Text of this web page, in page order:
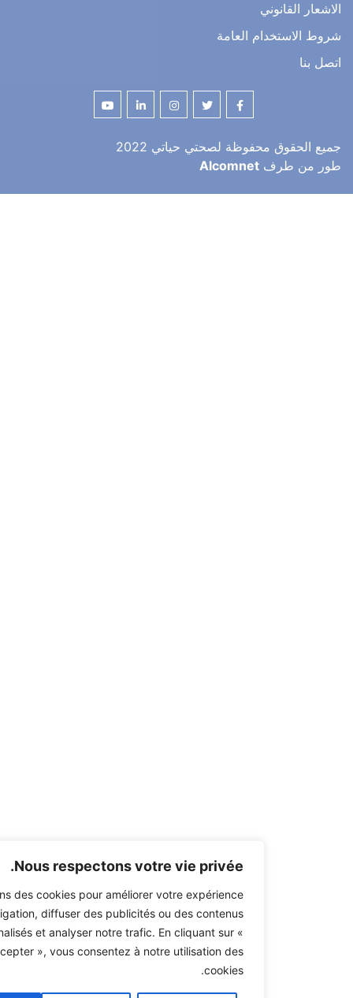
Nous respectons votre vie privée.
utilisons des cookies pour améliorer votre expérience
de navigation, diffuser des publicités ou des contenus
personnalisés et analyser notre trafic. En cliquant sur «
Tout accepter », vous consentez à notre utilisation des
القانوني
العامة
محفوظة لصحتي حياتي 2022
طرفAlcomnet